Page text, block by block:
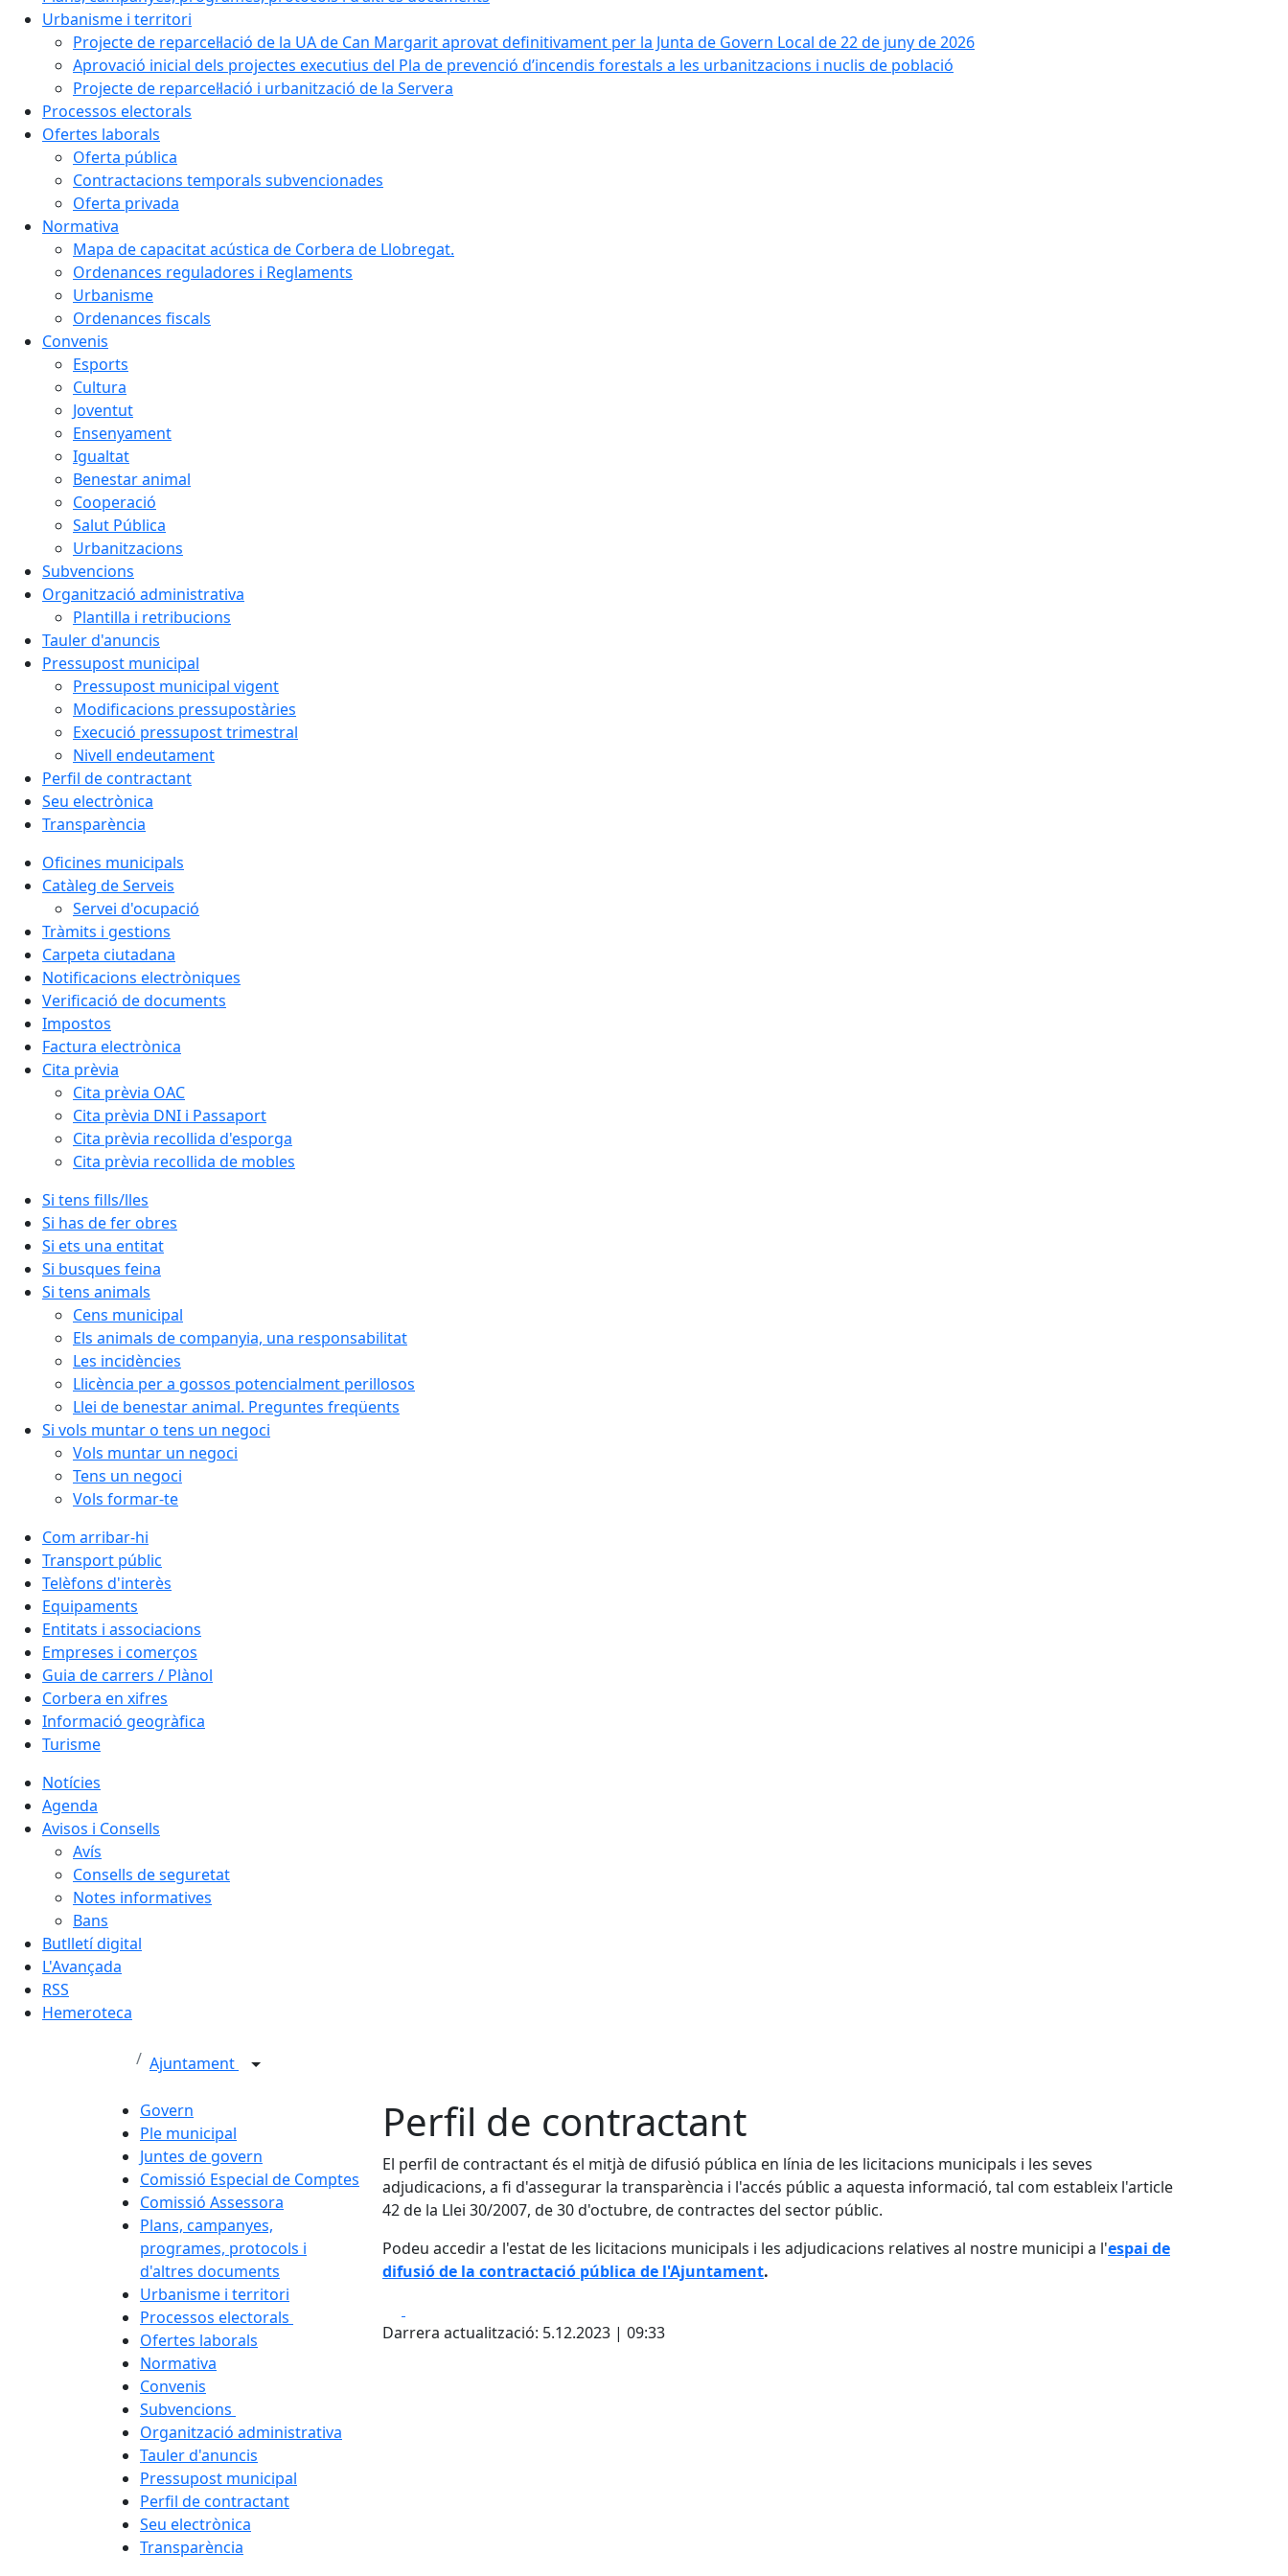
Urbanisme i territori
Projecte de reparcel·lació de la UA de Can Margarit aprovat definitivament per la Junta de Govern Local de 22 de juny de 2026
Aprovació inicial dels projectes executius del Pla de prevenció d’incendis forestals a les urbanitzacions i nuclis de població
Projecte de reparcel·lació i urbanització de la Servera
Processos electorals
Ofertes laborals
Oferta pública
Contractacions temporals subvencionades
Oferta privada
Normativa
Mapa de capacitat acústica de Corbera de Llobregat.
Ordenances reguladores i Reglaments
Urbanisme
Ordenances fiscals
Convenis
Esports
Cultura
Joventut
Ensenyament
Igualtat
Benestar animal
Cooperació
Salut Pública
Urbanitzacions
Subvencions
Organització administrativa
Plantilla i retribucions
Tauler d'anuncis
Pressupost municipal
Pressupost municipal vigent
Modificacions pressupostàries
Execució pressupost trimestral
Nivell endeutament
Perfil de contractant
Seu electrònica
Transparència
Oficines municipals
Catàleg de Serveis
Servei d'ocupació
Tràmits i gestions
Carpeta ciutadana
Notificacions electròniques
Verificació de documents
Impostos
Factura electrònica
Cita prèvia
Cita prèvia OAC
Cita prèvia DNI i Passaport
Cita prèvia recollida d'esporga
Cita prèvia recollida de mobles
Si tens fills/lles
Si has de fer obres
Si ets una entitat
Si busques feina
Si tens animals
Cens municipal
Els animals de companyia, una responsabilitat
Les incidències
Llicència per a gossos potencialment perillosos
Llei de benestar animal. Preguntes freqüents
Si vols muntar o tens un negoci
Vols muntar un negoci
Tens un negoci
Vols formar-te
Com arribar-hi
Transport públic
Telèfons d'interès
Equipaments
Entitats i associacions
Empreses i comerços
Guia de carrers / Plànol
Corbera en xifres
Informació geogràfica
Turisme
Notícies
Agenda
Avisos i Consells
Avís
Consells de seguretat
Notes informatives
Bans
Butlletí digital
L'Avançada
RSS
Hemeroteca
Ajuntament
Govern
Ple municipal
Juntes de govern
Comissió Especial de Comptes
Comissió Assessora
Plans, campanyes,
programes, protocols i
d'altres documents
Urbanisme i territori
Processos electorals
Ofertes laborals
Normativa
Convenis
Subvencions
Organització administrativa
Tauler d'anuncis
Pressupost municipal
Perfil de contractant
Seu electrònica
Transparència
Perfil de contractant
El perfil de contractant és el mitjà de difusió pública en línia de les licitacions municipals i les seves
adjudicacions, a fi d'assegurar la transparència i l'accés públic a aquesta informació, tal com estableix l'article
42 de la Llei 30/2007, de 30 d'octubre, de contractes del sector públic.
Podeu accedir a l'estat de les licitacions municipals i les adjudicacions relatives al nostre municipi a l'espai de
difusió de la contractació pública de l'Ajuntament.
Darrera actualització: 5.12.2023 | 09:33